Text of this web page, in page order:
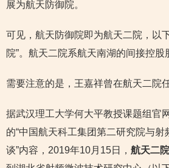
展为航天防御院。
可见，航天防御院即为航天二院，以
院”。航天二院系航天南湖的间接控股
需要注意的是，王嘉祥曾在航天二院任
据武汉理工大学何大平教授课题组官
的“中国航天科工集团第二研究院与
谈”内容，2019年10月15日， 航天二